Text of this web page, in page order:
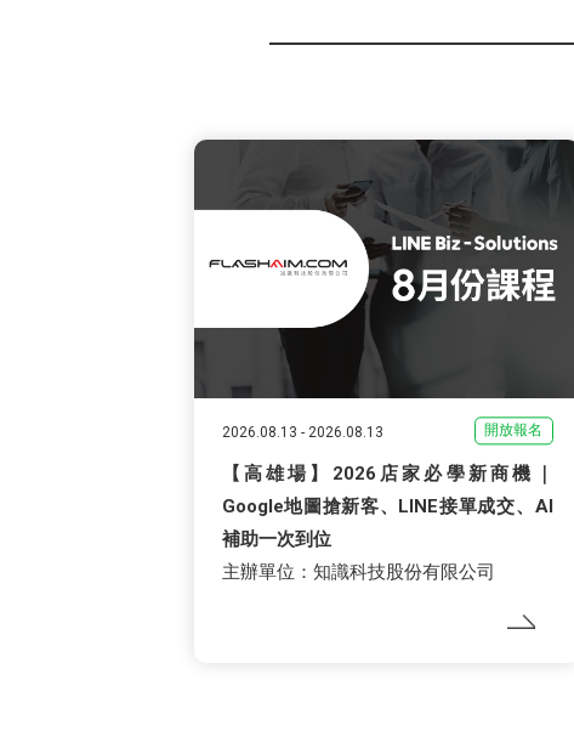
2026.08.13 - 2026.08.13 開放報名
【高雄場】2026店家必學新商機｜
Google地圖搶新客、LINE接單成交、AI
補助一次到位
主辦單位：知識科技股份有限公司